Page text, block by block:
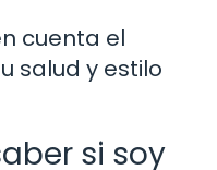
cuenta el
salud y estilo
si soy